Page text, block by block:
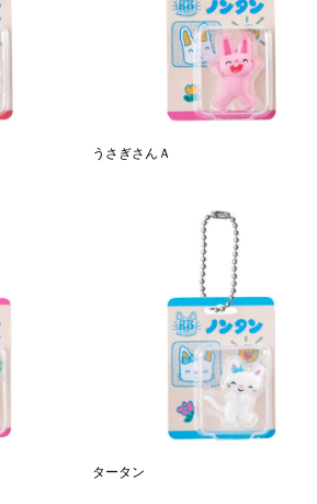
うさぎさんＡ
タータン